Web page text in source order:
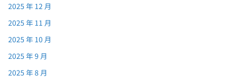
2025 年 12 月
2025 年 11 月
2025 年 10 月
2025 年 9 月
2025 年 8 月